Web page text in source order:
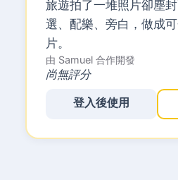
旅遊拍了一堆照片卻塵
選、配樂、旁白，做成
片。
由 Samuel合作開發
尚無評分
登入後使用